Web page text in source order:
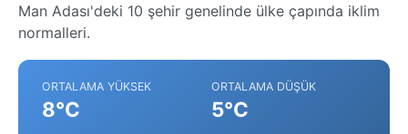
Man Adası'deki 10 şehir genelinde ülke çapında iklim
normalleri.
ORTALAMA YÜKSEK
8°C
ORTALAMA DÜŞÜK
5°C